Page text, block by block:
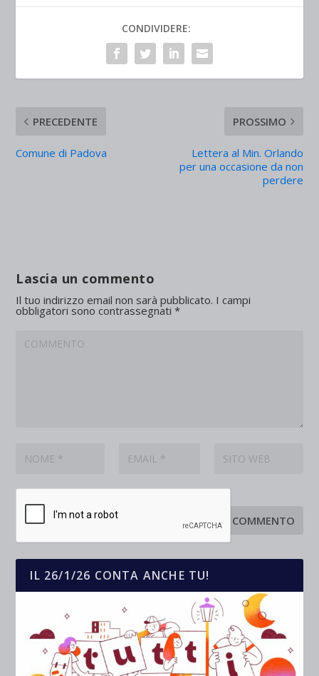
CONDIVIDERE:
PRECEDENTE
Comune di Padova
PROSSIMO
Lettera al Min. Orlando
per una occasione da non
perdere
Lascia un commento
Il tuo indirizzo email non sarà pubblicato. I campi
obbligatori sono contrassegnati*
IL 26/1/26 CONTA ANCHE TU!